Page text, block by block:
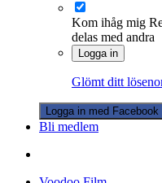
Kom ihåg mig
delas med andra
Logga in
Glömt ditt
Logga in med Facebook
Bli medlem